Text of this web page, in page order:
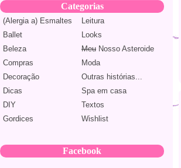
Categorias
(Alergia a) Esmaltes
Leitura
Ballet
Looks
Beleza
Meu Nosso Asteroide
Compras
Moda
Decoração
Outras histórias...
Dicas
Spa em casa
DIY
Textos
Gordices
Wishlist
Facebook